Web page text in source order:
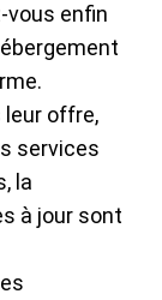
vous enfin
offre,
services
la
à jour sont